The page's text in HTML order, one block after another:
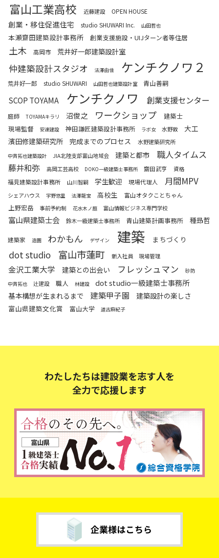
富山工業高校 近藤建設 OPEN HOUSE
創業・移住促進住宅 studio SHUWARI Inc. 山田哲也
本瀬齋田建築設計事務所 創業支援施設・UIJターン者等住居
土木 高岡市 荒井好一郎建築設計室
仲建築設計スタジオ 法澤由佳 ケンチクノワ２
荒井好一郎 studio SHUWARI 山田哲也建築設計室 青山善嗣
SCOP TOYAMA ケンチクノワ 創業支援センター
庭師 TOYAMAキラリ 沼俊之 ワークショップ
建築士
現場監督
安達建設 神田謙匠建築設計事務所 ラボ女 水野敦
大工
濱田修建築研究所
完成までのプロセス 水野建築研究所
中斉拓也建築設計 JIA北陸支部富山地域会 建築と都市 職人タイムス
藤井和弥 高岡工芸高校 DOKO一級建築士事務所 齋田武亨 資格
福見建築設計事務所 山川智嗣 学生歓迎 現場代理人 月間MPV
シェアハウス 宇野悠里 法澤龍宝 高校生 富山オタクことちゃん
上野宏岳 事前予約制 花水木ノ庭 富山情報ビジネス専門学校
富山県建築士会 鈴木一級建築士事務所 青山建築計画事務所 種昻哲
建築家 造園 わかもん デザイン 建築 まちづくり
dot studio 富山市蓮町 新入社員 現場管理
金沢工業大学 建築との出会い フレッシュマン
砂防
中斉拓也
辻建設 職人 林建設 dot studio一級建築士事務所
基本構想が生まれるまで 建築甲子園
建築設計の楽しさ
富山県建築文化賞
富山大学 道古麻紀子
わたしたちは建設業を志す人を
全力で応援します